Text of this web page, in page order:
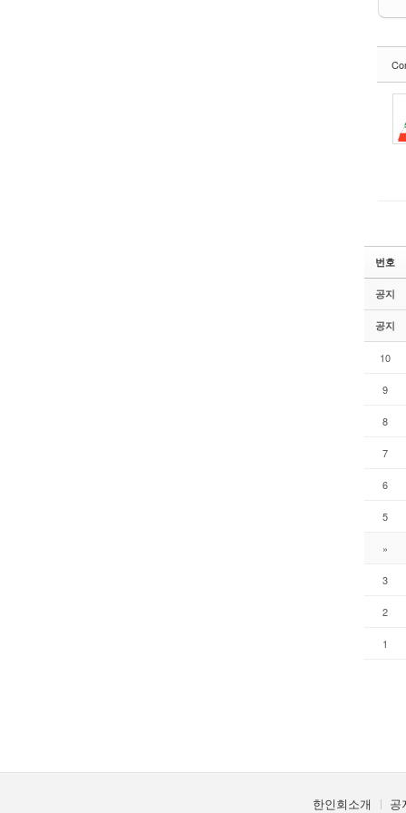
번호
공지
공지
10
9
8
7
6
5
»
3
2
1
한인회소개 공